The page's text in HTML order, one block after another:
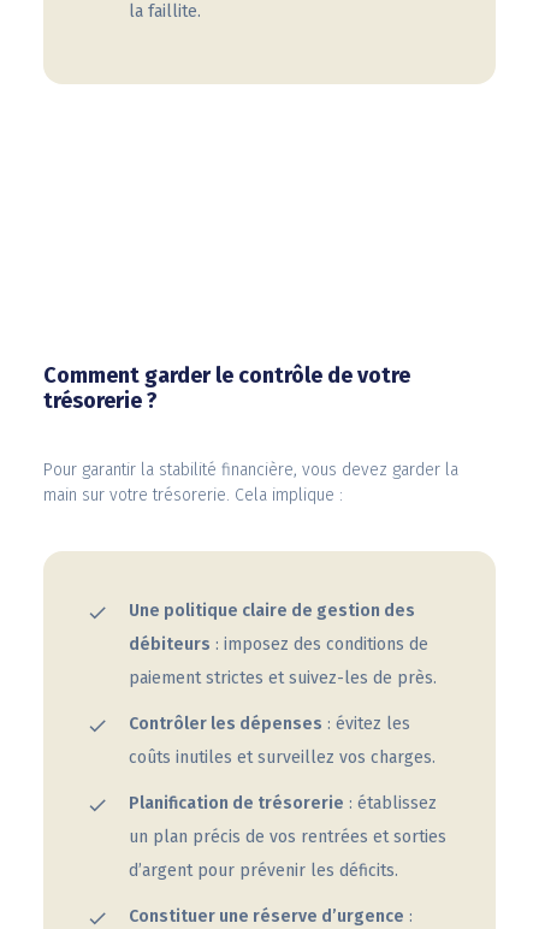
la faillite.
Comment garder le contrôle de votre
trésorerie ?
Pour garantir la stabilité financière, vous devez garder la
main sur votre trésorerie. Cela implique :
Une politique claire de gestion des
débiteurs : imposez des conditions de
paiement strictes et suivez-les de près.
Contrôler les dépenses : évitez les
coûts inutiles et surveillez vos charges.
Planification de trésorerie : établissez
un plan précis de vos rentrées et sorties
d’argent pour prévenir les déficits.
Constituer une réserve d’urgence :